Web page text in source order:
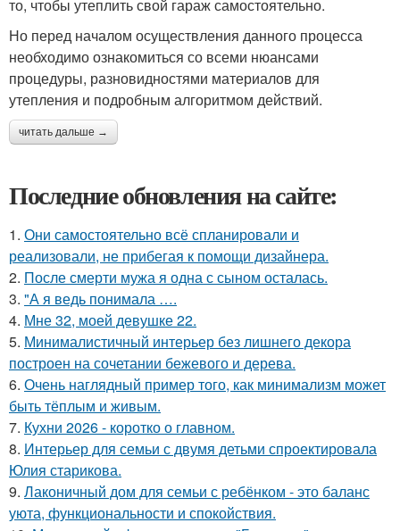
то, чтобы утеплить свой гараж самостоятельно.
Но перед началом осуществления данного процесса
необходимо ознакомиться со всеми нюансами
процедуры, разновидностями материалов для
утепления и подробным алгоритмом действий.
читать дальше →
Последние обновления на сайте:
1. Они самостоятельно всё спланировали и
реализовали, не прибегая к помощи дизайнера.
2. После смерти мужа я одна с сыном осталась.
3. "А я ведь понимала ….
4. Мне 32, моей девушке 22.
5. Минималистичный интерьер без лишнего декора
построен на сочетании бежевого и дерева.
6. Очень наглядный пример того, как минимализм может
быть тёплым и живым.
7. Кухни 2026 - коротко о главном.
8. Интерьер для семьи с двумя детьми спроектировала
Юлия старикова.
9. Лаконичный дом для семьи с ребёнком - это баланс
уюта, функциональности и спокойствия.